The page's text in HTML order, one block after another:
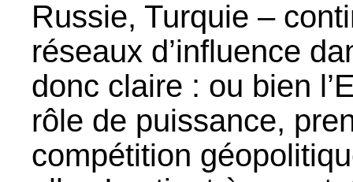
Russie, Turquie –
réseaux d’influence
donc claire : ou bien
rôle de puissance,
compétition